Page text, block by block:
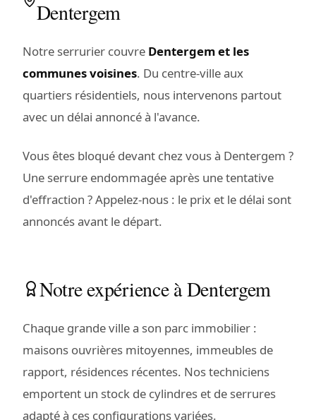
Dentergem
Notre serrurier couvre Dentergem et les
communes voisines. Du centre-ville aux
quartiers résidentiels, nous intervenons partout
avec un délai annoncé à l'avance.
Vous êtes bloqué devant chez vous à Dentergem ?
Une serrure endommagée après une tentative
d'effraction ? Appelez-nous : le prix et le délai sont
annoncés avant le départ.
Notre expérience à Dentergem
Chaque grande ville a son parc immobilier :
maisons ouvrières mitoyennes, immeubles de
rapport, résidences récentes. Nos techniciens
emportent un stock de cylindres et de serrures
adapté à ces configurations variées.